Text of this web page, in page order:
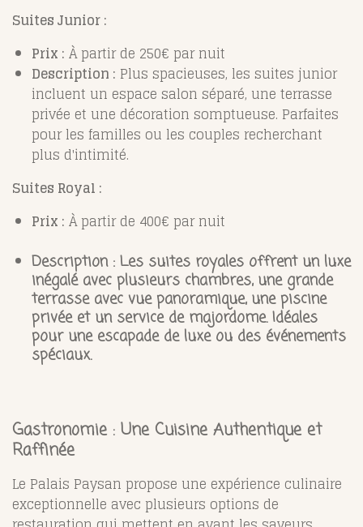
Suites Junior :
Prix : À partir de 250€ par nuit
Description : Plus spacieuses, les suites junior
incluent un espace salon séparé, une terrasse
privée et une décoration somptueuse. Parfaites
pour les familles ou les couples recherchant
plus d'intimité.
Suites Royal :
Prix : À partir de 400€ par nuit
Description : Les suites royales offrent un luxe
inégalé avec plusieurs chambres, une grande
terrasse avec vue panoramique, une piscine
privée et un service de majordome. Idéales
pour une escapade de luxe ou des événements
spéciaux.
Gastronomie : Une Cuisine Authentique et
Raffinée
Le Palais Paysan propose une expérience culinaire
exceptionnelle avec plusieurs options de